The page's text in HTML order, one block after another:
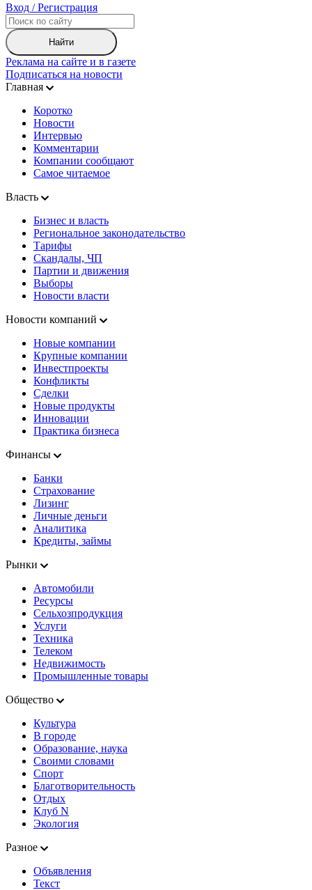
Вход / Регистрация
Найти
Реклама на сайте и в газете
Подписаться на новости
Главная
Коротко
Новости
Интервью
Комментарии
Компании сообщают
Самое читаемое
Власть
Бизнес и власть
Региональное законодательство
Тарифы
Скандалы, ЧП
Партии и движения
Выборы
Новости власти
Новости компаний
Новые компании
Крупные компании
Инвестпроекты
Конфликты
Сделки
Новые продукты
Инновации
Практика бизнеса
Финансы
Банки
Страхование
Лизинг
Личные деньги
Аналитика
Кредиты, займы
Рынки
Автомобили
Ресурсы
Сельхозпродукция
Услуги
Техника
Телеком
Недвижимость
Промышленные товары
Общество
Культура
В городе
Образование, наука
Своими словами
Спорт
Благотворительность
Отдых
Клуб N
Экология
Разное
Объявления
Текст